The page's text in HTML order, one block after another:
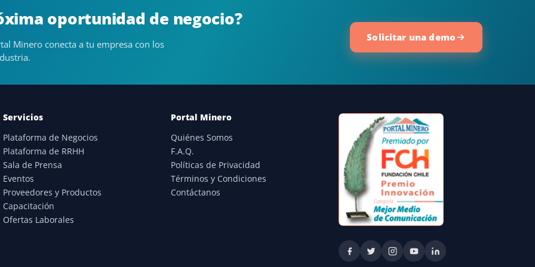
oportunidad de negocio?
Minero conecta a tu empresa con los
Solicitar una demo
Servicios
Plataforma de Negocios
Plataforma de RRHH
Sala de Prensa
Eventos
Proveedores y Productos
Capacitación
Ofertas Laborales
Portal Minero
Quiénes Somos
F.A.Q.
Políticas de Privacidad
Términos y Condiciones
Contáctanos